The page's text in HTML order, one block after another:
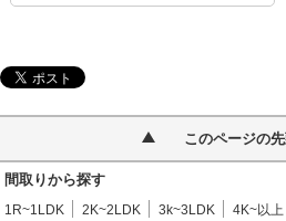
このページの
間取りから探す
1R~1LDK 2K~2LDK 3k~3LDK 4K~以上